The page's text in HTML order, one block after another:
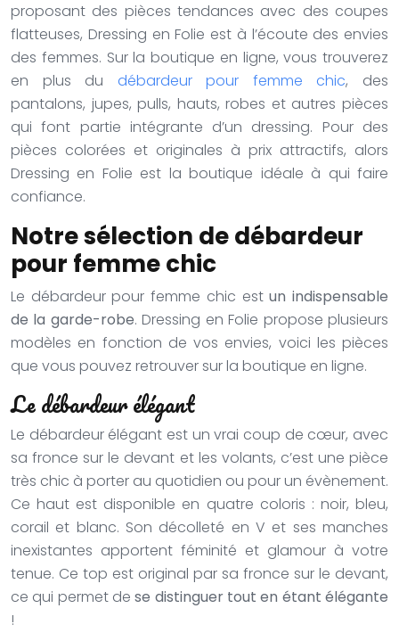
proposant des pièces tendances avec des coupes
flatteuses, Dressing en Folie est à l’écoute des envies
des femmes. Sur la boutique en ligne, vous trouverez
en plus du débardeur pour femme chic, des
pantalons, jupes, pulls, hauts, robes et autres pièces
qui font partie intégrante d’un dressing. Pour des
pièces colorées et originales à prix attractifs, alors
Dressing en Folie est la boutique idéale à qui faire
confiance.
Notre sélection de débardeur
pour femme chic
Le débardeur pour femme chic estun indispensable
de la garde-robe. Dressing en Folie propose plusieurs
modèles en fonction de vos envies, voici les pièces
que vous pouvez retrouver sur la boutique en ligne.
Le débardeur élégant
Le débardeur élégant est un vrai coup de cœur, avec
sa fronce sur le devant et les volants, c’est une pièce
très chic à porter au quotidien ou pour un évènement.
Ce haut est disponible en quatre coloris : noir, bleu,
corail et blanc. Son décolleté en V et ses manches
inexistantes apportent féminité et glamour à votre
tenue. Ce top est original par sa fronce sur le devant,
ce qui permet dese distinguer tout en étant élégante
!